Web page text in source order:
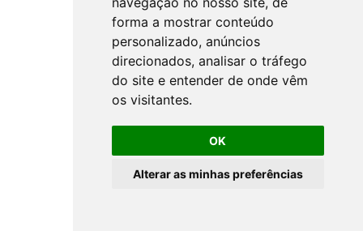
forma a mostrar conteúdo
personalizado, anúncios
direcionados, analisar o tráfego
do site e entender de onde vêm
os visitantes.
OK
Alterar as minhas preferências